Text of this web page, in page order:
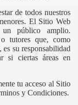
de todos nuestros
El Sitio Web
público amplio.
tutores que, como
es su responsabilidad
si ciertas áreas en
tu acceso al Sitio
y Condiciones.